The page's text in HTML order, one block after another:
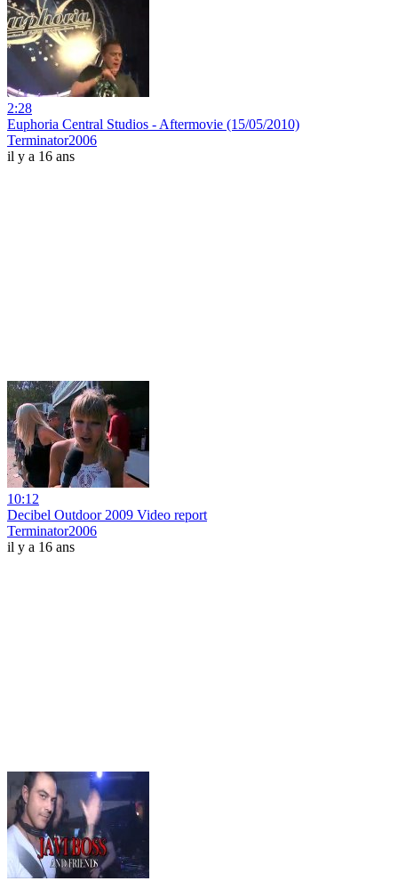
2:28
Euphoria Central Studios - Aftermovie (15/05/2010)
Terminator2006
il y a 16 ans
10:12
Decibel Outdoor 2009 Video report
Terminator2006
il y a 16 ans